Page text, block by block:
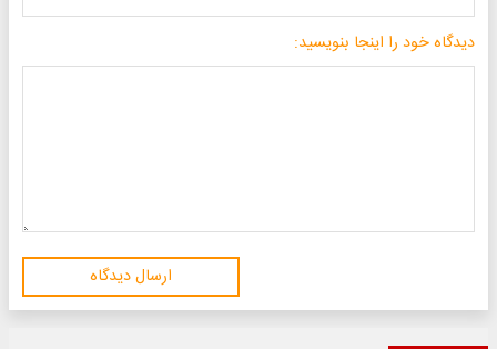
دیدگاه خود را اینجا بنویسید:
ارسال دیدگاه